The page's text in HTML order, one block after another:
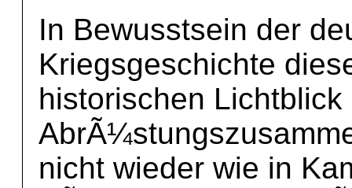
In Bewusstsein der
Kriegsgeschichte
historischen
nicht wieder wie in